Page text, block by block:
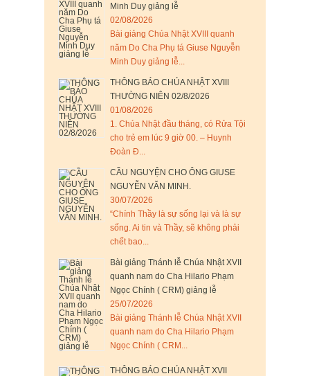
Minh Duy giảng lễ
02/08/2026
Bài giảng Chúa Nhật XVIII quanh
năm Do Cha Phụ tá Giuse Nguyễn
Minh Duy giảng lễ...
THÔNG BÁO CHÚA NHẬT XVIII
THƯỜNG NIÊN 02/8/2026
01/08/2026
1. Chúa Nhật đầu tháng, có Rửa Tội
cho trẻ em lúc 9 giờ 00. – Huynh
Đoàn Đ...
CẦU NGUYỆN CHO ÔNG GIUSE
NGUYỄN VĂN MINH.
30/07/2026
“Chính Thầy là sự sống lại và là sự
sống. Ai tin và Thầy, sẽ không phải
chết bao...
Bài giảng Thánh lễ Chúa Nhật XVII
quanh nam do Cha Hilario Phạm
Ngọc Chính ( CRM) giảng lễ
25/07/2026
Bài giảng Thánh lễ Chúa Nhật XVII
quanh nam do Cha Hilario Phạm
Ngọc Chính ( CRM...
THÔNG BÁO CHÚA NHẬT XVII